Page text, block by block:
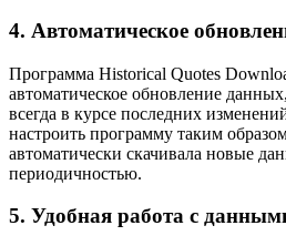
4. Автоматическое
Программа Historical Quotes
автоматическое обновление
всегда в курсе последних
настроить программу таким
автоматически скачивала новые
периодичностью.
5. Удобная работа с